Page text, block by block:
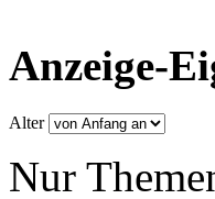
Anzeige-
Alter
Nur